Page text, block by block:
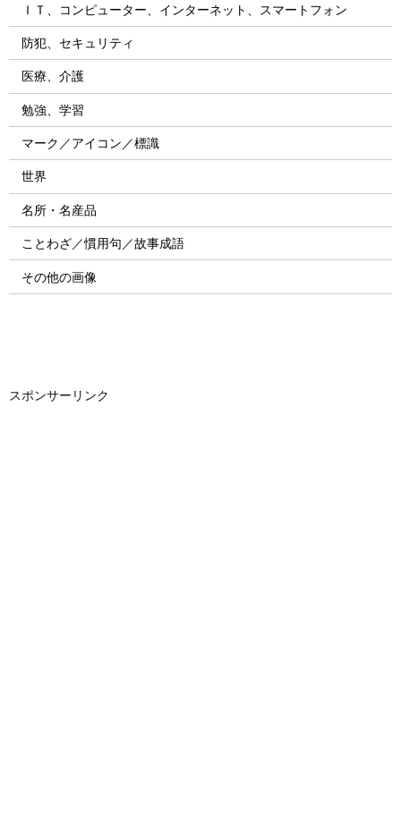
ＩＴ、コンピューター、インターネット、スマートフォン
防犯、セキュリティ
医療、介護
勉強、学習
マーク／アイコン／標識
世界
名所・名産品
ことわざ／慣用句／故事成語
その他の画像
スポンサーリンク